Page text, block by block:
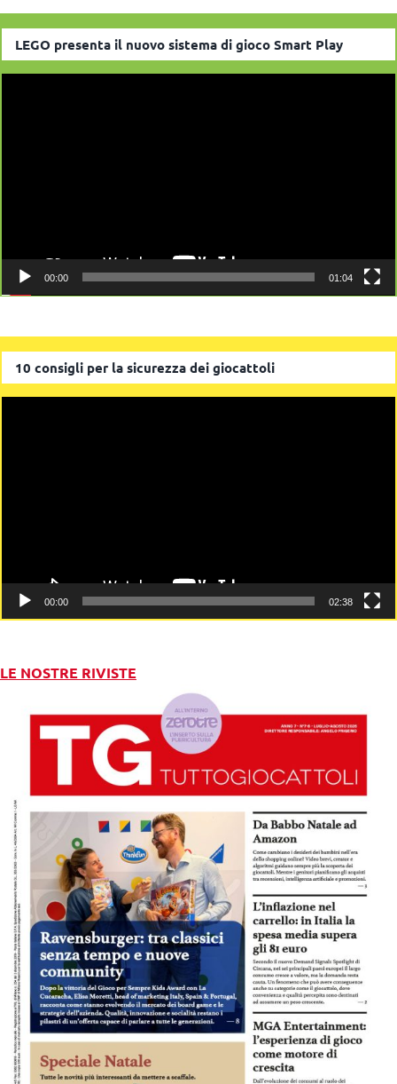
LEGO presenta il nuovo sistema di gioco Smart Play
00:00 01:04
10 consigli per la sicurezza dei giocattoli
00:00 02:38
LE NOSTRE RIVISTE